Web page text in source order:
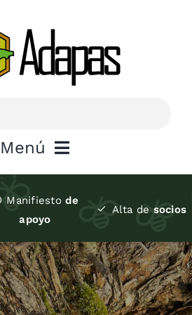
Menú
Manifiesto de
apoyo
Alta de socios